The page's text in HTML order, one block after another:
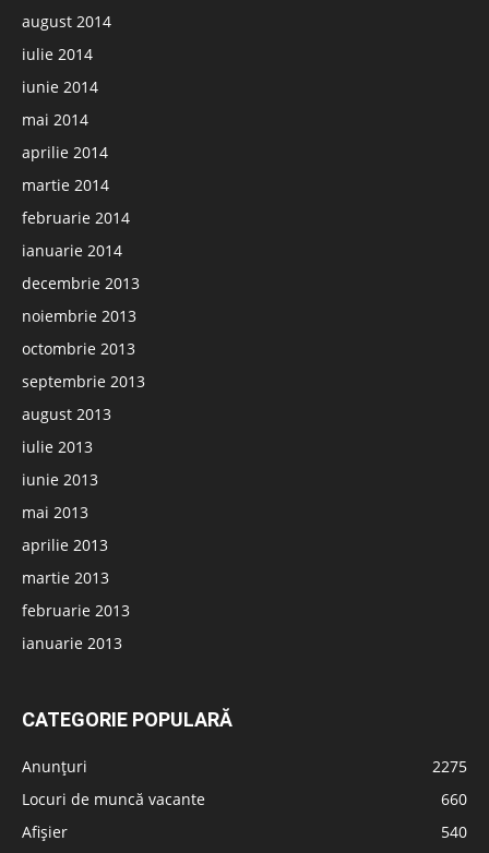
august 2014
iulie 2014
iunie 2014
mai 2014
aprilie 2014
martie 2014
februarie 2014
ianuarie 2014
decembrie 2013
noiembrie 2013
octombrie 2013
septembrie 2013
august 2013
iulie 2013
iunie 2013
mai 2013
aprilie 2013
martie 2013
februarie 2013
ianuarie 2013
CATEGORIE POPULARĂ
Anunțuri
2275
Locuri de muncă vacante
660
Afișier
540